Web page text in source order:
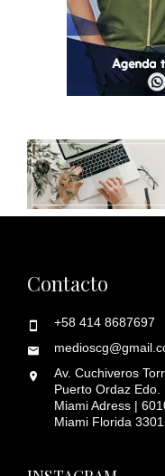
Contacto
+58 414 8687697
Av. Cuchiveros
Puerto Ordaz Edo.
Miami Adress |
Miami Florida